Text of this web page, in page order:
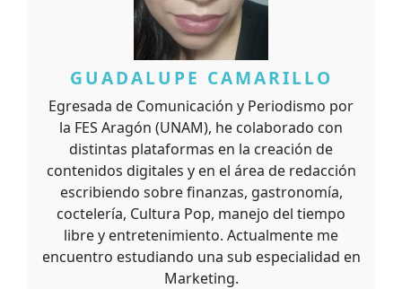
GUADALUPE CAMARILLO
Egresada de Comunicación y Periodismo por
la FES Aragón (UNAM), he colaborado con
distintas plataformas en la creación de
contenidos digitales y en el área de redacción
escribiendo sobre finanzas, gastronomía,
coctelería, Cultura Pop, manejo del tiempo
libre y entretenimiento. Actualmente me
encuentro estudiando una sub especialidad en
Marketing.